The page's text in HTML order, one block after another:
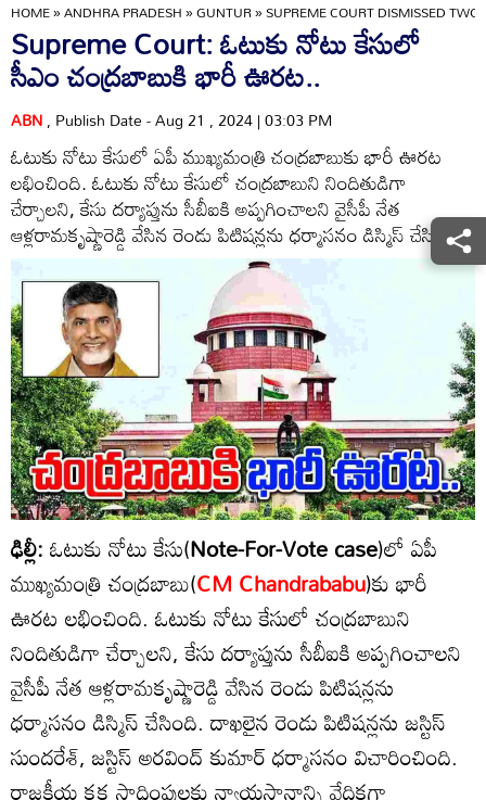
HOME»ANDHRA PRADESH»GUNTUR»SUPREME COURT DISMISSED
Supreme Court: ఓటుకు నోటు కేసులో
సీఎం చంద్రబాబుకి భారీ ఊరట..
ABN, Publish Date - Aug 21 , 2024 | 03:03 PM
ఓటుకు నోటు కేసులో ఏపీ ముఖ్యమంత్రి చంద్రబాబుకు భారీ ఊరట
లభించింది. ఓటుకు నోటు కేసులో చంద్రబాబుని నిందితుడిగా
చేర్చాలని, కేసు దర్యాప్తును సీబీఐకి అప్పగించాలని వైసీపీ నేత
ఆళ్లరామకృష్ణారెడ్డి వేసిన రెండు పిటిషన్లను ధర్మాసనం డిస్మిస్ చేసింది.
ఢిల్లీ:ఓటుకు నోటు కేసు(Note-For-Vote case)లో ఏపీ
ముఖ్యమంత్రి చంద్రబాబు(CM Chandrababu)కు భారీ
ఊరట లభించింది. ఓటుకు నోటు కేసులో చంద్రబాబుని
నిందితుడిగా చేర్చాలని, కేసు దర్యాప్తును సీబీఐకి అప్పగించాలని
వైసీపీ నేత ఆళ్లరామకృష్ణారెడ్డి వేసిన రెండు పిటిషన్లను
ధర్మాసనం డిస్మిస్ చేసింది. దాఖలైన రెండు పిటిషన్లను జస్టిస్
సుందరేశ్, జస్టిస్ అరవింద్ కుమార్ ధర్మాసనం విచారించింది.
రాజకీయ కక్ష సాధింపులకు న్యాయస్థానాన్ని వేదికగా